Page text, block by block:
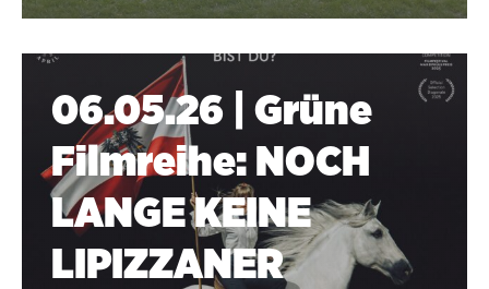
06.05.26 | Grüne
Filmreihe: NOCH
LANGE KEINE
LIPIZZANER